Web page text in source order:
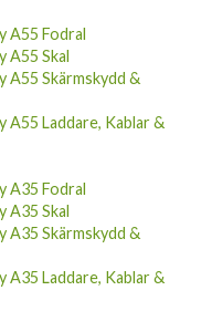
A55 Fodral
A55 Skal
A55 Skärmskydd &
A55 Laddare, Kablar &
A35 Fodral
A35 Skal
A35 Skärmskydd &
A35 Laddare, Kablar &